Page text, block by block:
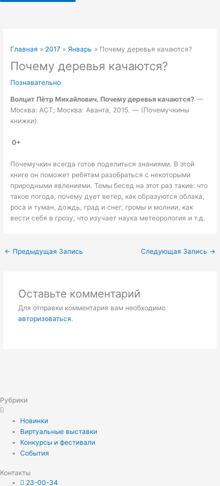
Главная 2017 Январь Почему деревья качаются?
Почему деревья качаются?
Познавательно
Волцит Пётр Михайлович. Почему деревья качаются? —
Москва: АСТ; Москва: Аванта, 2015. — (Почемучкины
книжки).
0+
Почемучкин всегда готов поделиться знаниями. В этой
книге он поможет ребятам разобраться с некоторыми
природными явлениями. Темы бесед на этот раз такие: что
такое погода, почему дует ветер, как образуются облака,
роса и туман, дождь, град и снег, громы и молнии, как
вести себя в грозу, что изучает наука метеорология и т.д.
← Предыдущая Запись Следующая Запись →
Оставьте комментарий
Для отправки комментария вам необходимо
авторизоваться.
Рубрики
Новинки
Виртуальные выставки
Конкурсы и фестивали
События
Контакты
23-00-34